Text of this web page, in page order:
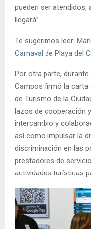
pueden ser atendidos,
llegará”.
Te sugerimos leer:
Carnaval de Playa del
Por otra parte,
Campos firmó la carta
de Turismo de la
lazos de cooperación
intercambio y
así como impulsar la
discriminación en las
prestadores de
actividades turísticas